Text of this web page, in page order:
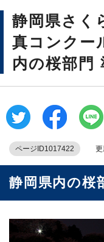
静岡県さく
真コンクー
内の桜部門
ページID1017422 更
静岡県内の桜